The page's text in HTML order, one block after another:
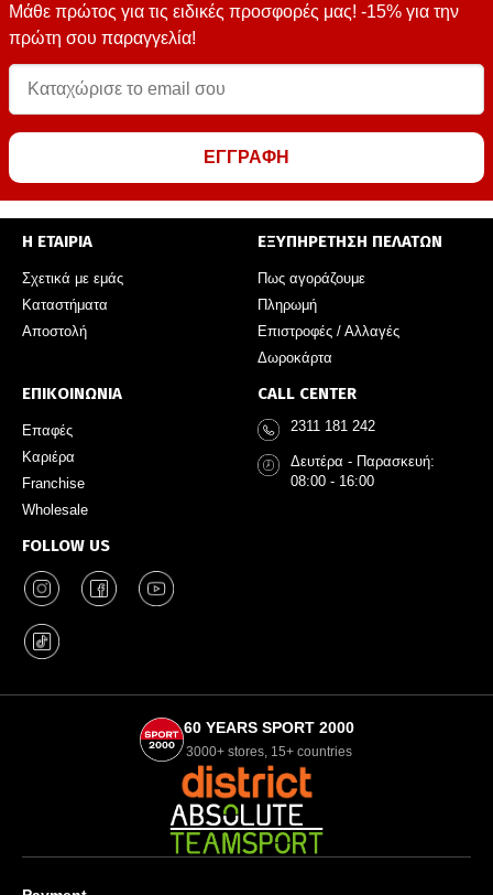
Μάθε πρώτος για τις ειδικές προσφορές μας! -15% για την
πρώτη σου παραγγελία!
ΕΓΓΡΑΦΗ
Η ΕΤΑΙΡΙΑ
Σχετικά με εμάς
Καταστήματα
Αποστολή
ΕΞΥΠΗΡΕΤΗΣΗ ΠΕΛΑΤΩΝ
Πως αγοράζουμε
Πληρωμή
Επιστροφές / Αλλαγές
Δωροκάρτα
ΕΠΙΚΟΙΝΩΝΙΑ
Επαφές
Καριέρα
Franchise
Wholesale
FOLLOW US
CALL CENTER
2311 181 242
Δευτέρα - Παρασκευή:
08:00 - 16:00
60 YEARS SPORT 2000
3000+ stores, 15+ countries